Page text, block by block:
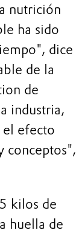
nutrición
ha sido
dice
de la
de
industria,
efecto
conceptos",
kilos de
huella de